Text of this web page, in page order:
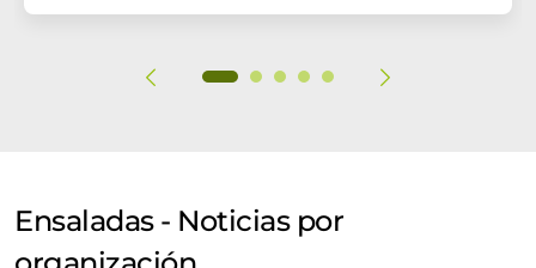
Ensaladas - Noticias por